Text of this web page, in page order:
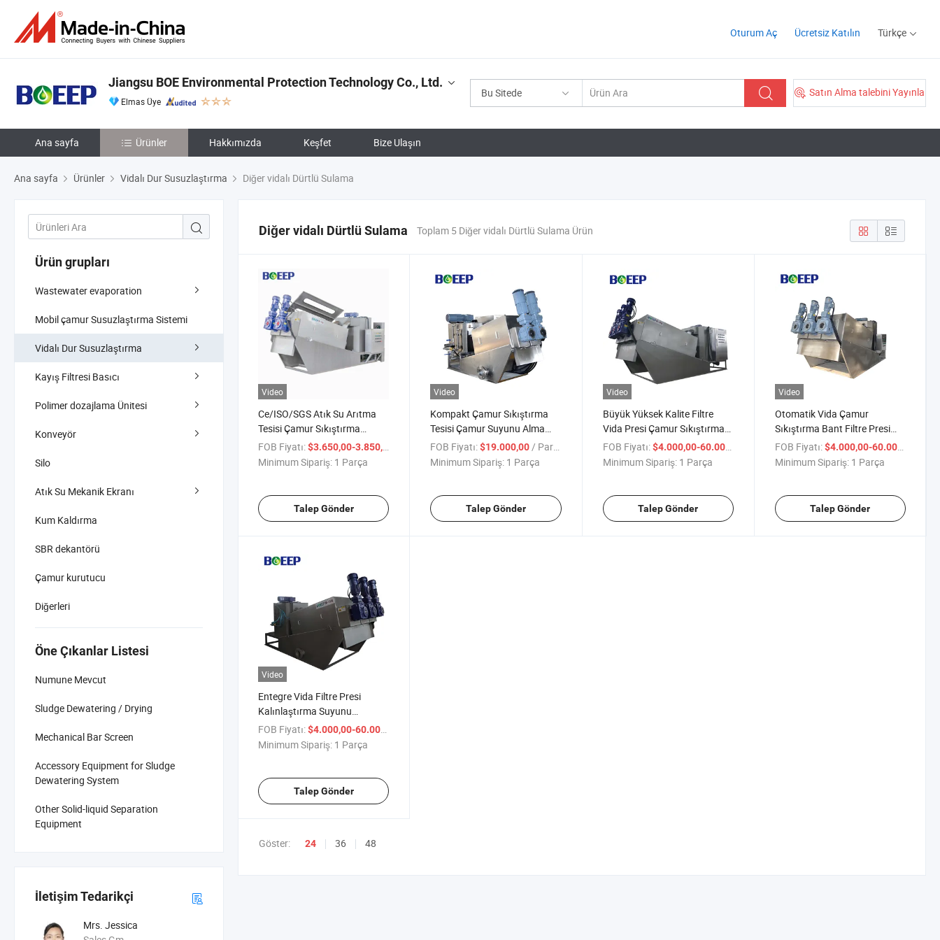
Oturum Aç Ücretsiz Katılın Türkçe
Bu Sitede Satın Alma talebini Yayınla
Jiangsu BOE Environmental Protection Technology Co., Ltd.
Elmas Üye
Ana sayfa Ürünler Hakkımızda Keşfet Bize Ulaşın
Ana sayfa Ürünler Vidalı Dur Susuzlaştırma Diğer vidalı Dürtlü Sulama
Ürün grupları
Wastewater evaporation
Mobil çamur Susuzlaştırma Sistemi
Vidalı Dur Susuzlaştırma
Kayış Filtresi Basıcı
Polimer dozajlama Ünitesi
Konveyör
Silo
Atık Su Mekanik Ekranı
Kum Kaldırma
SBR dekantörü
Çamur kurutucu
Diğerleri
Öne Çıkanlar Listesi
Numune Mevcut
Sludge Dewatering / Drying
Mechanical Bar Screen
Accessory Equipment for Sludge
Dewatering System
Other Solid-liquid Separation
Equipment
İletişim Tedarikçi
Mrs. Jessica
Diğer vidalı Dürtlü Sulama Toplam 5 Diğer vidalı Dürtlü Sulama Ürün
Video
Ce/ISO/SGS Atık Su Arıtma
Tesisi Çamur Sıkıştırma
Kurutma Ekipmanı
FOB Fiyatı:$3.650,00-3.850,00
Minimum Sipariş: 1 Parça
Talep Gönder
Video
Kompakt Çamur Sıkıştırma
Tesisi Çamur Suyunu Alma
Makinesi Filtre Presi
FOB Fiyatı: $19.000,00/ Parça
Minimum Sipariş: 1 Parça
Talep Gönder
Video
Büyük Yüksek Kalite Filtre
Vida Presi Çamur Sıkıştırma
Ekipmanı
FOB Fiyatı: $4.000,00-60.000,00
/ Parça
Minimum Sipariş: 1 Parça
Talep Gönder
Video
Otomatik Vida Çamur
Sıkıştırma Bant Filtre Presi
Atıksu Arıtımı için
FOB Fiyatı: $4.000,00-60.000,00
Minimum Sipariş: 1 Parça
Talep Gönder
Video
Entegre Vida Filtre Presi
Kalınlaştırma Suyunu
Sıkıştırma Atık Su Arıtımı için
FOB Fiyatı:$4.000,00-60.000,00
Minimum Sipariş: 1 Parça
Talep Gönder
Göster: 24 36 48